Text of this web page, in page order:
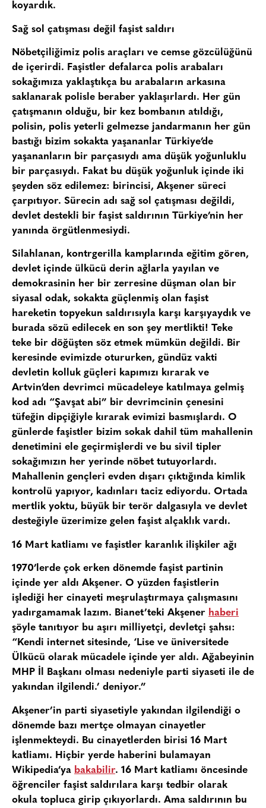
koyardık.
Sağ sol çatışması değil faşist saldırı
Nöbetçiliğimiz polis araçları ve cemse gözcülüğünü
de içerirdi. Faşistler defalarca polis arabaları
sokağımıza yaklaştıkça bu arabaların arkasına
saklanarak polisle beraber yaklaşırlardı. Her gün
çatışmanın olduğu, bir kez bombanın atıldığı,
polisin, polis yeterli gelmezse jandarmanın her gün
bastığı bizim sokakta yaşananlar Türkiye’de
yaşananların bir parçasıydı ama düşük yoğunluklu
bir parçasıydı. Fakat bu düşük yoğunluk içinde iki
şeyden söz edilemez: birincisi, Akşener süreci
çarpıtıyor. Sürecin adı sağ sol çatışması değildi,
devlet destekli bir faşist saldırının Türkiye’nin her
yanında örgütlenmesiydi.
Silahlanan, kontrgerilla kamplarında eğitim gören,
devlet içinde ülkücü derin ağlarla yayılan ve
demokrasinin her bir zerresine düşman olan bir
siyasal odak, sokakta güçlenmiş olan faşist
hareketin topyekun saldırısıyla karşı karşıyaydık ve
burada sözü edilecek en son şey mertlikti! Teke
teke bir döğüşten söz etmek mümkün değildi. Bir
keresinde evimizde otururken, gündüz vakti
devletin kolluk güçleri kapımızı kırarak ve
Artvin’den devrimci mücadeleye katılmaya gelmiş
kod adı “Şavşat abi” bir devrimcinin çenesini
tüfeğin dipçiğiyle kırarak evimizi basmışlardı. O
günlerde faşistler bizim sokak dahil tüm mahallenin
denetimini ele geçirmişlerdi ve bu sivil tipler
sokağımızın her yerinde nöbet tutuyorlardı.
Mahallenin gençleri evden dışarı çıktığında kimlik
kontrolü yapıyor, kadınları taciz ediyordu. Ortada
mertlik yoktu, büyük bir terör dalgasıyla ve devlet
desteğiyle üzerimize gelen faşist alçaklık vardı.
16 Mart katliamı ve faşistler karanlık ilişkiler ağı
1970’lerde çok erken dönemde faşist partinin
içinde yer aldı Akşener. O yüzden faşistlerin
işlediği her cinayeti meşrulaştırmaya çalışmasını
yadırgamamak lazım. Bianet’teki Akşener haberi
şöyle tanıtıyor bu aşırı milliyetçi, devletçi şahsı:
“Kendi internet sitesinde, ‘Lise ve üniversitede
Ülkücü olarak mücadele içinde yer aldı. Ağabeyinin
MHP İl Başkanı olması nedeniyle parti siyaseti ile de
yakından ilgilendi.’ deniyor.”
Akşener’in parti siyasetiyle yakından ilgilendiği o
dönemde bazı mertçe olmayan cinayetler
işlenmekteydi. Bu cinayetlerden birisi 16 Mart
katliamı. Hiçbir yerde haberini bulamayan
Wikipedia’ya bakabilir. 16 Mart katliamı öncesinde
öğrenciler faşist saldırılara karşı tedbir olarak
okula topluca girip çıkıyorlardı. Ama saldırının bu